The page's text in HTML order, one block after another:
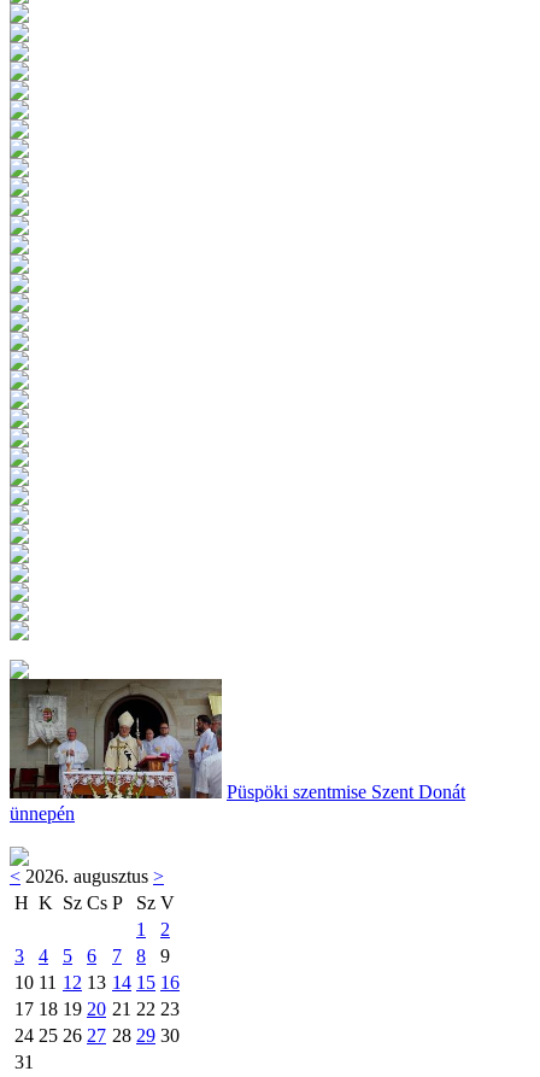
Püspöki szentmise Szent Donát
ünnepén
< 2026. augusztus >
H K Sz Cs P Sz V
1
2
3
4 5 6 7 8
9
10 11 12 13 14 15 16
17 18 19 20 21 22 23
24 25 26 27 28 29 30
31